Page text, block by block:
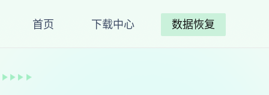
首页 下载中心 数据恢复